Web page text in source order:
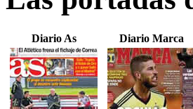
Diario As Diario Marca